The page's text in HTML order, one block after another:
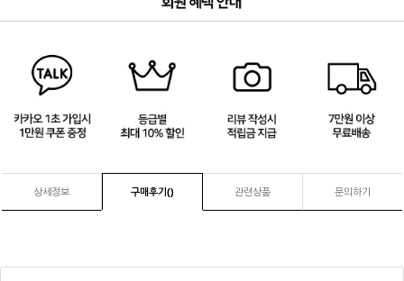
상세정보 구매후기() 관련상품 문의하기